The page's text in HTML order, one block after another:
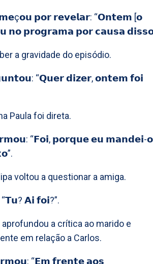
𝗽𝗼𝗿 𝗿𝗲𝘃𝗲𝗹𝗮𝗿: “𝗢𝗻𝘁𝗲𝗺 [𝗼
𝗻𝗼 𝗽𝗿𝗼𝗴𝗿𝗮𝗺𝗮 𝗽𝗼𝗿 𝗰𝗮𝘂𝘀𝗮
a gravidade do episódio.
“𝗤𝘂𝗲𝗿 𝗱𝗶𝘇𝗲𝗿, 𝗼𝗻𝘁𝗲𝗺 𝗳𝗼𝗶
Paula foi direta.
“𝗙𝗼𝗶, 𝗽𝗼𝗿𝗾𝘂𝗲 𝗲𝘂 𝗺𝗮𝗻𝗱𝗲𝗶-𝗼
voltou a questionar a amiga.
𝗔𝗶 𝗳𝗼𝗶?”.
aprofundou a crítica ao marido e
em relação a Carlos.
“𝗘𝗺 𝗳𝗿𝗲𝗻𝘁𝗲 𝗮𝗼𝘀